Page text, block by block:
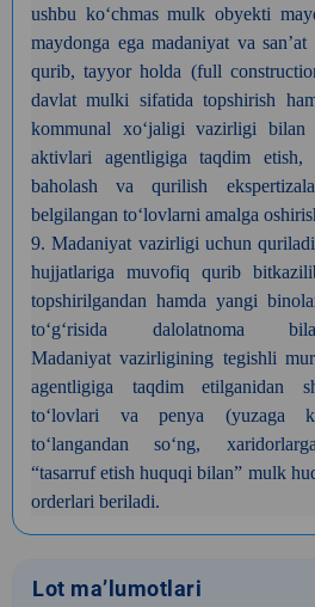
ushbu ko‘chmas mulk obyekti
maydonga ega madaniyat va san’at
qurib, tayyor holda (full
davlat mulki sifatida topshirish
kommunal xoʻjaligi vazirligi bilan
aktivlari agentligiga taqdim etish,
baholash va qurilish
belgilangan toʻlovlarni amalga
9. Madaniyat vazirligi uchun
hujjatlariga muvofiq qurib
topshirilgandan hamda yangi
to‘g‘risida dalolatnoma
Madaniyatvazirligining tegishli
agentligiga taqdimetilganidan
to‘lovlari va penya (yuzaga
to‘langandan so‘ng,
“tasarrufetish huquqi bilan” mulk
orderlari beriladi.
Lot ma’lumotlari